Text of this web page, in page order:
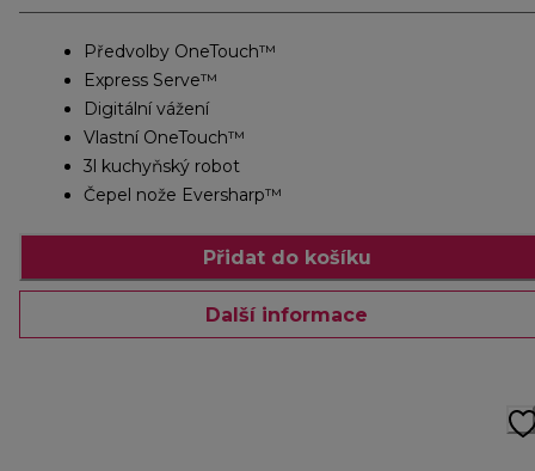
Předvolby OneTouch™
Express Serve™
Digitální vážení
Vlastní OneTouch™
3l kuchyňský robot
Čepel nože Eversharp™
Přidat do košíku
Další informace